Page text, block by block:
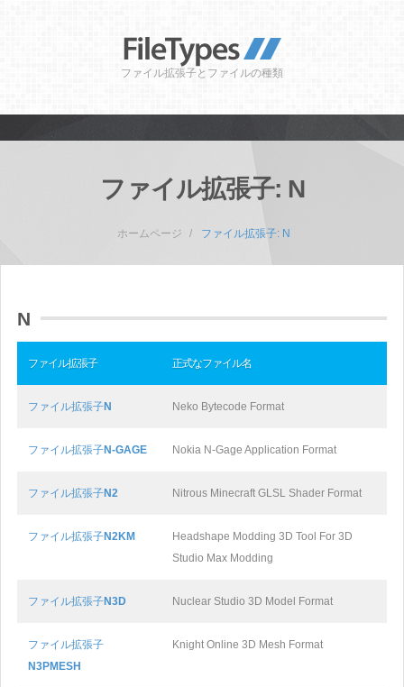
ファイル拡張子とファイルの種類
ファイル拡張子: N
ホームページ ファイル拡張子: N
N
ファイル拡張子 正式なファイル名
ファイル拡張子N Neko Bytecode Format
ファイル拡張子N-GAGE Nokia N-Gage Application Format
ファイル拡張子N2 Nitrous Minecraft GLSL Shader Format
ファイル拡張子N2KM
Headshape Modding 3D Tool For 3D
Studio Max Modding
ファイル拡張子N3D Nuclear Studio 3D Model Format
ファイル拡張子
N3PMESH
Knight Online 3D Mesh Format